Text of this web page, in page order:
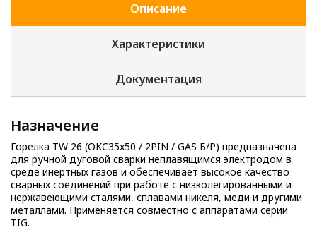
Описание
Характеристики
Документация
Назначение
Горелка TW 26 (OKC35x50 / 2PIN / GAS Б/Р) предназначена
для ручной дуговой сварки неплавящимся электродом в
среде инертных газов и обеспечивает высокое качество
сварных соединений при работе с низколегированными и
нержавеющими сталями, сплавами никеля, меди и другими
металлами. Применяется совместно с аппаратами серии
TIG.